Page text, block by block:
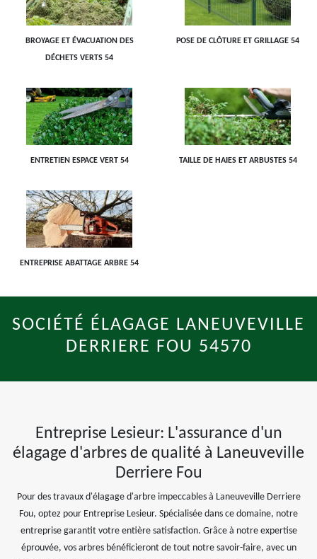
BROYAGE ET ÉVACUATION DES
DÉCHETS VERTS 54
POSE DE CLÔTURE ET GRILLAGE 54
ENTRETIEN ESPACE VERT 54 TAILLE DE HAIES ET ARBUSTES 54
ENTREPRISE ABATTAGE ARBRE 54
SOCIÉTÉ ÉLAGAGE LANEUVEVILLE
DERRIERE FOU 54570
Entreprise Lesieur: L'assurance d'un
élagage d'arbres de qualité à Laneuveville
Derriere Fou
Pour des travaux d'élagage d'arbre impeccables à Laneuveville Derriere
Fou, optez pour Entreprise Lesieur. Spécialisée dans ce domaine, notre
entreprise garantit votre entière satisfaction. Grâce à notre expertise
éprouvée, vos arbres bénéficieront de tout notre savoir-faire, avec un